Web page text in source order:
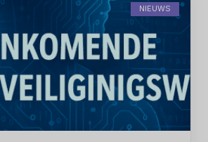
NIEUWS